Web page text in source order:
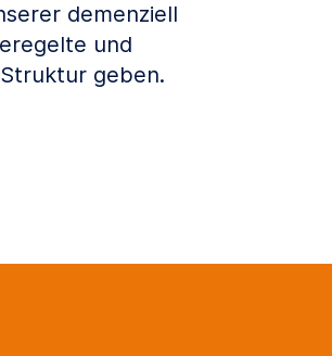
demenziell
und
geben.